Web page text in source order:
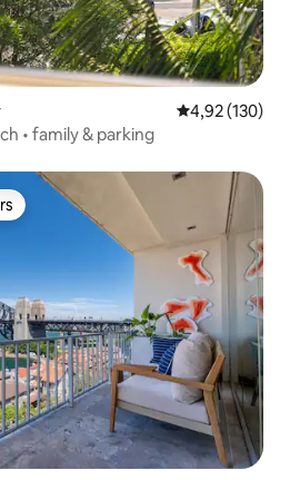
Évaluation
4,92 (130)
• family & parking